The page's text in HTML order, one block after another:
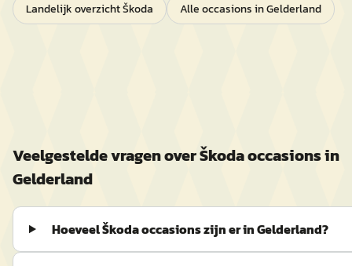
Landelijk overzichtŠkoda Alle occasions inGelderland
Veelgestelde vragen overŠkodaoccasions in
Gelderland
Hoeveel Škoda occasions zijn er in Gelderland?